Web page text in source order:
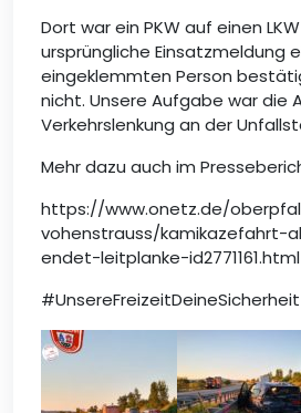
Dort war ein PKW auf einen
ursprüngliche Einsatzmeldung
eingeklemmten Person
nicht. Unsere Aufgabe war die
Verkehrslenkung an der
Mehr dazu auch im
https://www.onetz.de/
vohenstrauss/kamikazefahrt-
endet-leitplanke-id2771161.html
#UnsereFreizeitDeineSicherheit